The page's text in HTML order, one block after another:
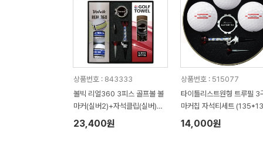
상품번호 : 843333
볼빅 리얼360 3피스 골프볼 볼
마커(실버2)+자석클립(실버)
+자석티(2)+골프타월 세트
23,400원
상품번호 : 515077
타이틀리스트원형 트루필 3
마커칩 자석티세트
45mm)
14,000원